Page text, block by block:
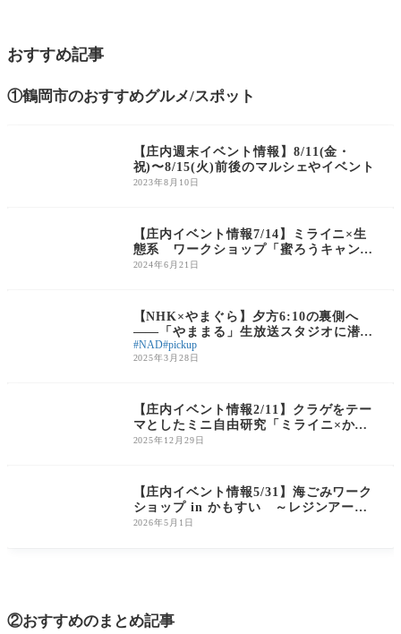
おすすめ記事
①鶴岡市のおすすめグルメ/スポット
【庄内週末イベント情報】8/11(金・
祝)〜8/15(火)前後のマルシェやイベント
2023年8月10日
【庄内イベント情報7/14】ミライニ×生
態系 ワークショップ「蜜ろうキャンド
ル作り」
2024年6月21日
【NHK×やまぐら】夕方6:10の裏側へ
——「やままる」生放送スタジオに潜
入！（後編）
NAD pickup
2025年3月28日
【庄内イベント情報2/11】クラゲをテー
マとしたミニ自由研究「ミライニ×かも
すい」が開催！
2025年12月29日
【庄内イベント情報5/31】海ごみワーク
ショップ in かもすい ～レジンアート
制作編～ 参加受付中！
2026年5月1日
②おすすめのまとめ記事